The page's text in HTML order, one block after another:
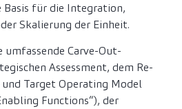
Basis für die Integration,
Skalierung der Einheit.
Carve-Out-
Assessment, dem Re-
und Target Operating Model
Functions“), der